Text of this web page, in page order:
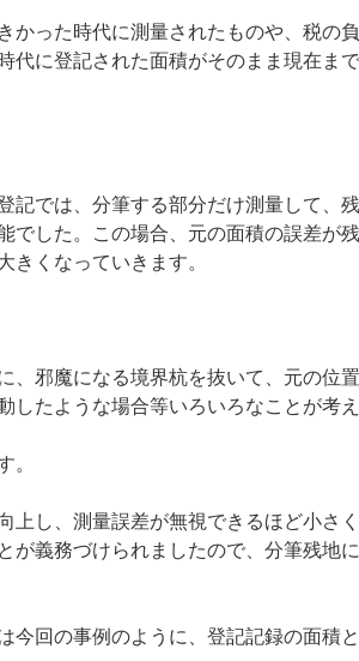
かった時代に測量されたものや、税の
代に登記された面積がそのまま現在ま
記では、分筆する部分だけ測量して、
でした。この場合、元の面積の誤差が
きくなっていきます。
、邪魔になる境界杭を抜いて、元の位
たような場合等いろいろなことが考え
。
上し、測量誤差が無視できるほど小さ
が義務づけられましたので、分筆残地
今回の事例のように、登記記録の面積